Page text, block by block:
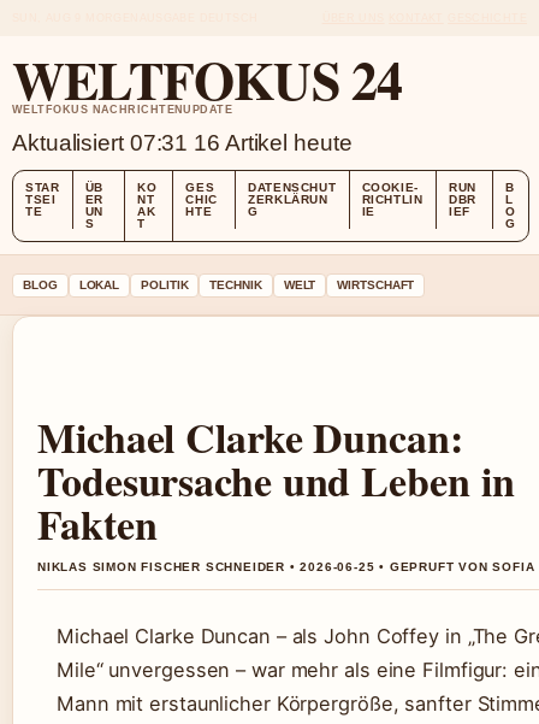
WELTFOKUS 24
WELTFOKUS NACHRICHTENUPDATE
Aktualisiert 07:31 16 Artikel heute
STAR
TSEI
TE
ÜB
ER
UN
S
KO
NT
AK
T
GES
CHIC
HTE
DATENSCHUT
ZERKLÄRUN
G
COOKIE-
RICHTLIN
IE
RUN
DBR
IEF
B
L
O
G
BLOG LOKAL POLITIK TECHNIK WELT WIRTSCHAFT
Michael Clarke Duncan:
Todesursache und Leben in
Fakten
NIKLAS SIMON FISCHER SCHNEIDER • 2026-06-25 • GEPRUFT VON SOFIA
Michael Clarke Duncan – als John Coffey in „The
Mile“ unvergessen – war mehr als eine Filmfigur:
Mann mit erstaunlicher Körpergröße, sanfter